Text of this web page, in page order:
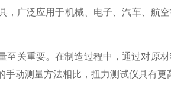
广泛应用于机械、电子、汽车、航
关重要。在制造过程中，通过对原
手动测量方法相比，扭力测试仪具有